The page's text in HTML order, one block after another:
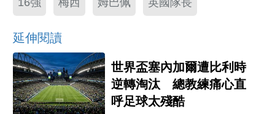
延伸閱讀
世界盃塞內加爾遭比利時
逆轉淘汰 總教練痛心直
呼足球太殘酷